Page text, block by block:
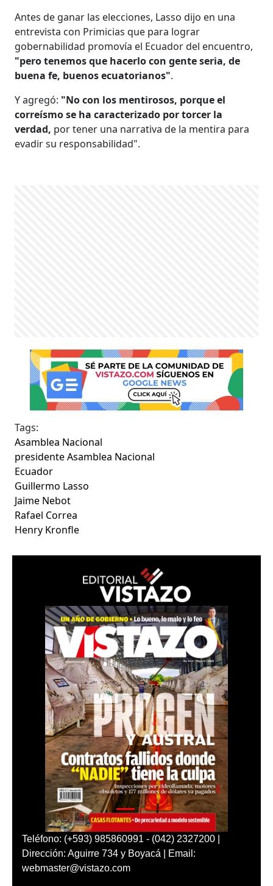
Antes de ganar las elecciones, Lasso dijo en una
entrevista con Primicias que para lograr
gobernabilidad promovía el Ecuador del encuentro,
"pero tenemos que hacerlo con gente seria, de
buena fe, buenos ecuatorianos".
Y agregó: "No con los mentirosos, porque el
correísmo se ha caracterizado por torcer la
verdad, por tener una narrativa de la mentira para
evadir su responsabilidad".
Tags:
Asamblea Nacional
presidente Asamblea Nacional
Ecuador
Guillermo Lasso
Jaime Nebot
Rafael Correa
Henry Kronfle
Teléfono: (+593) 985860991 - (042) 2327200 |
Dirección: Aguirre 734 y Boyacá | Email:
webmaster@vistazo.com